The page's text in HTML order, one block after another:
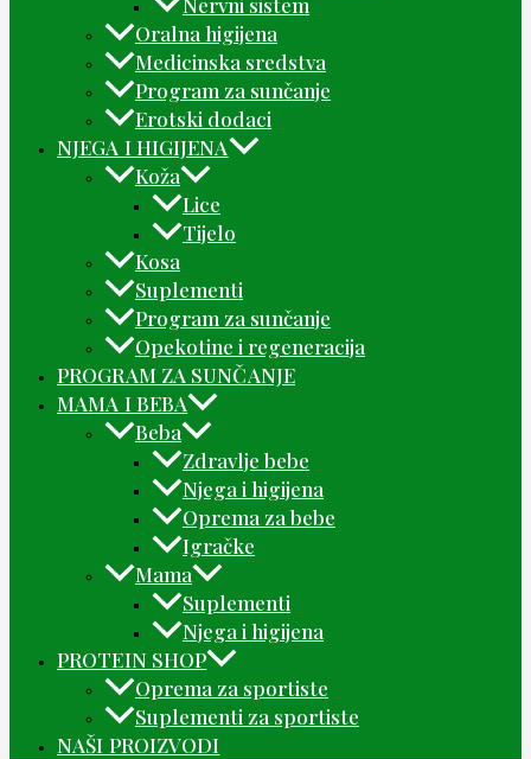
Oralna higijena
Medicinska sredstva
Program za sunčanje
Erotski dodaci
NJEGA I HIGIJENA
Koža
Lice
Tijelo
Kosa
Suplementi
Program za sunčanje
Opekotine i regeneracija
PROGRAM ZA SUNČANJE
MAMA I BEBA
Beba
Zdravlje bebe
Njega i higijena
Oprema za bebe
Igračke
Mama
Suplementi
Njega i higijena
PROTEIN SHOP
Oprema za sportiste
Suplementi za sportiste
NAŠI PROIZVODI